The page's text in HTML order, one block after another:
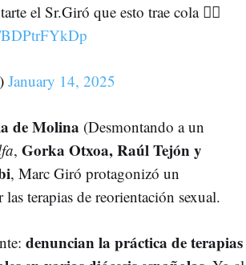
el Sr.Giró que esto trae cola 👇🏻
January 14, 2025
de Molina (Desmontando a un
, Gorka Otxoa, Raúl Tejón y
, Marc Giró protagonizó un
terapias de reorientación sexual.
denuncian la práctica de terapias